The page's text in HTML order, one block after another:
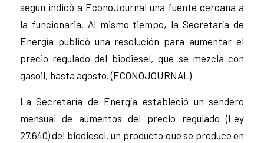
según indicó a EconoJournal una fuente cercana a
la funcionaria. Al mismo tiempo, la Secretaría de
Energía publicó una resolución para aumentar el
precio regulado del biodiesel, que se mezcla con
gasoil, hasta agosto. (ECONOJOURNAL)
La Secretaría de Energía estableció un sendero
mensual de aumentos del precio regulado (Ley
27.640) del biodiesel, un producto que se produce en